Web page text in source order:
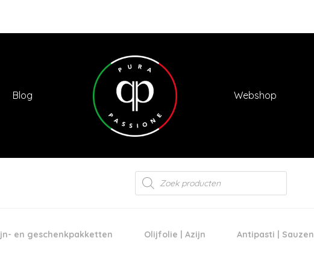
Blog Webshop
Products
search
en geschenkpakketten Olijfolie | Azijn Antipasti | Sauzen